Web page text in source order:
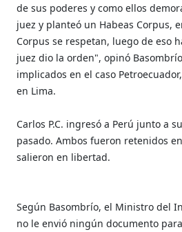
de sus poderes y como ellos
juez y planteó un Habeas Corpus,
Corpus se respetan, luego de eso
juez dio la orden", opinó
implicados en el caso
en Lima.
Carlos P.C. ingresó a Perú junto a
pasado. Ambos fueron retenidos
salieron en libertad.
Según Basombrío, el Ministro del
no le envió ningún documento